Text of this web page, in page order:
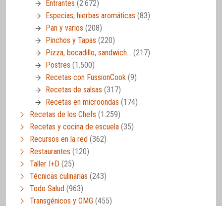
Entrantes (2.672)
Especias, hierbas aromáticas (83)
Pan y varios (208)
Pinchos y Tapas (220)
Pizza, bocadillo, sandwich… (217)
Postres (1.500)
Recetas con FussionCook (9)
Recetas de salsas (317)
Recetas en microondas (174)
Recetas de los Chefs (1.259)
Recetas y cocina de escuela (35)
Recursos en la red (362)
Restaurantes (120)
Taller I+D (25)
Técnicas culinarias (243)
Todo Salud (963)
Transgénicos y OMG (455)